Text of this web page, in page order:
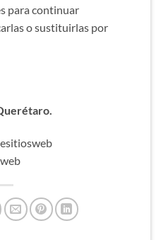
para continuar
o sustituirlas por